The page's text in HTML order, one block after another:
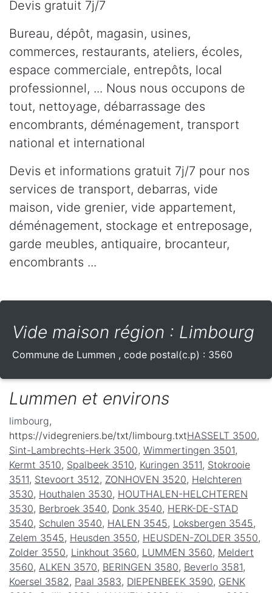
Devis gratuit 7j/7
Bureau, dépôt, magasin, usines,
commerces, restaurants, ateliers, écoles,
espace commerciale, entrepôts, local
professionnel, ... Nous nous occupons de
tout, nettoyage, débarrassage des
encombrants, déménagement, transport
national et international
Devis et informations gratuit 7j/7 pour nos
services de transport, debarras, vide
maison, vide grenier, vide appartement,
déménagement, stockage et entreposage,
garde meubles, antiquaire, brocanteur,
encombrants ...
Vide maison région : Limbourg
Commune de Lummen , code postal(c.p) : 3560
Lummen et environs
limbourg,
https://videgreniers.be/txt/limbourg.txtHASSELT 3500,
Sint-Lambrechts-Herk 3500, Wimmertingen 3501,
Kermt 3510, Spalbeek 3510, Kuringen 3511, Stokrooie
3511, Stevoort 3512 , ZONHOVEN 3520, Helchteren
3530, Houthalen 3530, HOUTHALEN-HELCHTEREN
3530, Berbroek 3540, Donk 3540, HERK-DE-STAD
3540, Schulen 3540, HALEN 3545, Loksbergen 3545,
Zelem 3545, Heusden 3550, HEUSDEN-ZOLDER 3550,
Zolder 3550, Linkhout 3560, LUMMEN 3560, Meldert
3560, ALKEN 3570, BERINGEN 3580, Beverlo 3581,
Koersel 3582 , Paal 3583, DIEPENBEEK 3590, GENK